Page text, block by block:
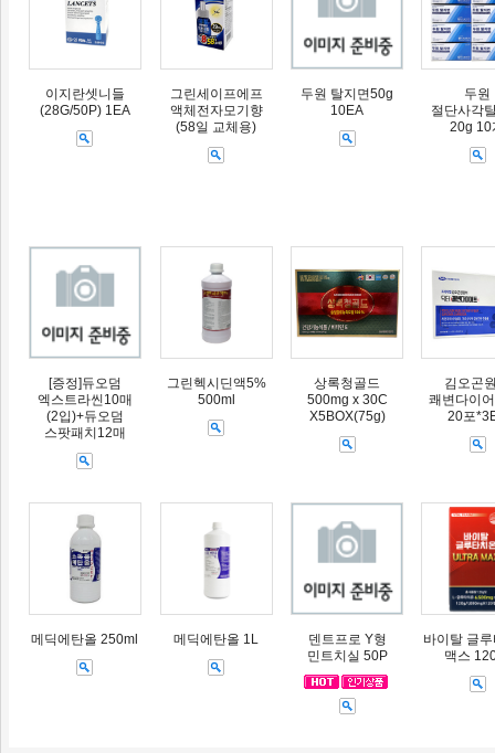
이지란셋니들
(28G/50P) 1EA
그린세이프에프
액체전자모기향
(58일 교체용)
두원 탈지면50g
10EA
두원
절단사각
20g 10
[증정]듀오덤
엑스트라씬10매
(2입)+듀오덤
스팟패치12매
그린헥시딘액5%
500ml
상록청골드
500mg x 30C
X5BOX(75g)
김오곤
쾌변다이
20포
메딕에탄올 250ml 메딕에탄올 1L
덴트프로 Y형
민트치실 50P
바이탈 글
맥스